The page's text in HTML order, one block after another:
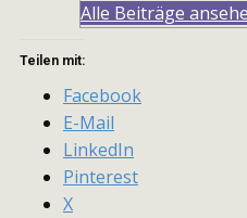
Alle Beiträge
Teilen mit:
Facebook
E-Mail
LinkedIn
Pinterest
X